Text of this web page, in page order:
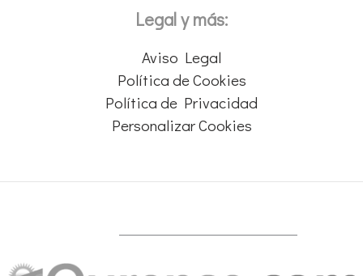
Legal y más:
Aviso Legal
Política de Cookies
Política de Privacidad
Personalizar Cookies